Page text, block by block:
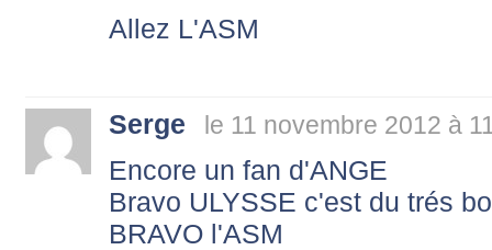
Allez L'ASM
Serge le 11 novembre 2012 à
Encore un fan d'ANGE
Bravo ULYSSE c'est du trés
BRAVO l'ASM